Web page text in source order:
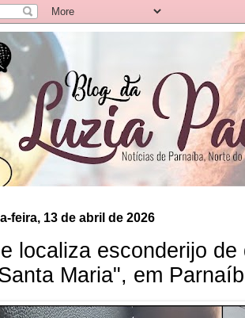
feira, 13 de abril de 2026
localiza esconderijo
Maria", em